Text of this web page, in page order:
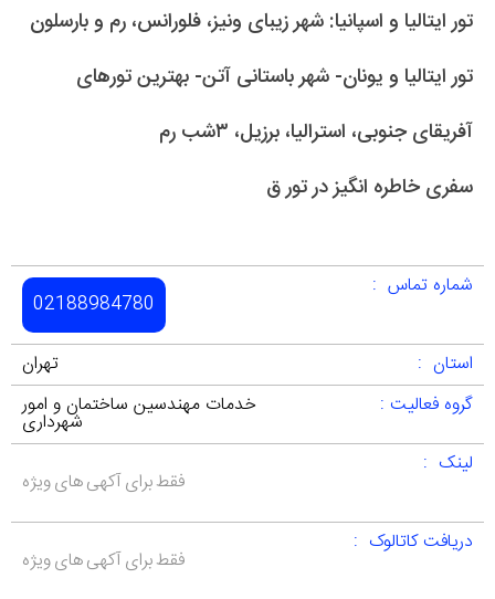
تور ایتالیا و اسپانیا: شهر زیبای ونیز، فلورانس، رم و بارسلون
تور ایتالیا و یونان- شهر باستانی آتن- بهترین تورهای
آفریقای جنوبی، استرالیا، برزیل، ۳شب رم
سفری خاطره انگیز در تور ق
شماره تماس :
02188984780
استان :
تهران
گروه فعالیت :
خدمات مهندسین ساختمان و امور
شهرداری
لینک :
فقط برای آکهی های ویژه
دریافت کاتالوک :
فقط برای آکهی های ویژه